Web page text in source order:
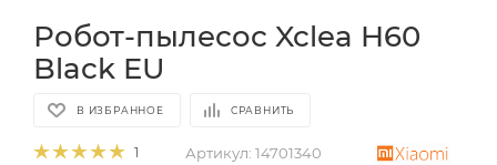
Робот-пылесос Xclea H60
Black EU
В ИЗБРАННОЕ СРАВНИТЬ
1 Артикул: 14701340